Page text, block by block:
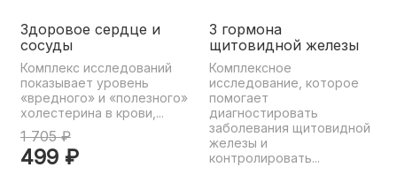
Здоровое сердце и
сосуды
Комплекс исследований
показывает уровень
«вредного» и «полезного»
холестерина в крови,...
1 705 ₽
499 ₽
3 гормона
щитовидной железы
Комплексное
исследование, которое
помогает
диагностировать
заболевания щитовидной
железы и
контролировать...